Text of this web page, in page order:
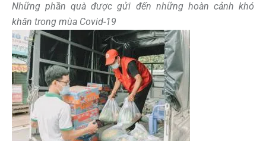
Những phần quà được gửi đến những hoàn cảnh khó
khăn trong mùa Covid-19